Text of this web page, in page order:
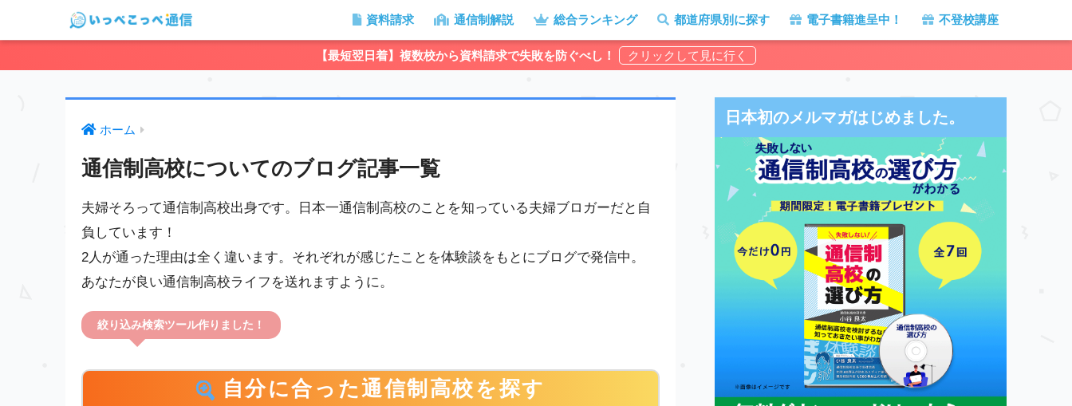
資料請求 通信制解説 総合ランキング 都道府県別に探す 電子書籍進呈中！ 不登校講座
【最短翌日着】複数校から資料請求で失敗を防ぐべし！
ホーム
通信制高校についてのブログ記事一覧
夫婦そろって通信制高校出身です。日本一通信制高校のことを知っている夫婦ブロガーだと自
負しています！
2人が通った理由は全く違います。それぞれが感じたことを体験談をもとにブログで発信中。
あなたが良い通信制高校ライフを送れますように。
絞り込み検索ツール作りました！
自分に合った通信制高校を探す
日本初のメルマガはじめました。